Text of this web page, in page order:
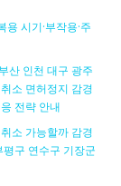
시기·부작용·주
산 인천 대구 광주
소 면허정지 감경
전략 안내
소 가능할까 감경
구 연수구 기장군